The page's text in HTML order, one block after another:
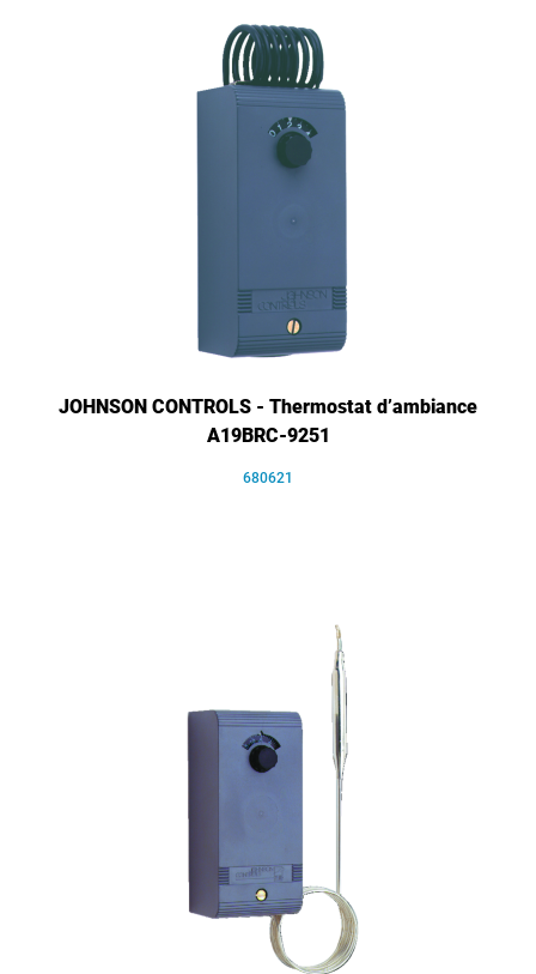
JOHNSON CONTROLS - Thermostat d’ambiance
A19BRC-9251
680621